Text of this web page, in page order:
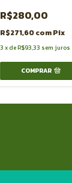
R$280,00
R$271,60comPix
3 xdeR$93,33 sem juros
COMPRAR